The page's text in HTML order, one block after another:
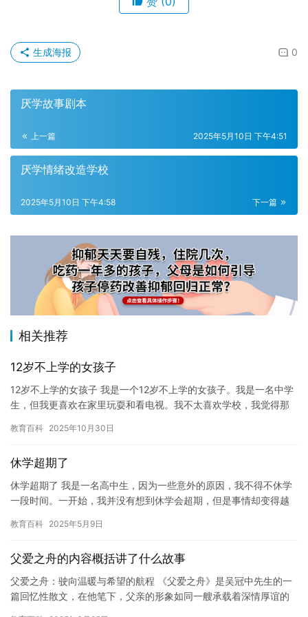
0
生成海报
厌学故事剧本
上一篇 2025年5月10日 下午4:51
厌学情绪改造学校
下一篇
2025年5月10日 下午4:58
相关推荐
12岁不上学的女孩子
12岁不上学的女孩子 我是一个12岁不上学的女孩子。我是一名中学
生，但我更喜欢在家里玩耍和看电视。我不太喜欢学校，我觉得那
教育百科 2025年10月30日
休学超期了
休学超期了 我是一名高中生，因为一些意外的原因，我不得不休学
一段时间。一开始，我并没有想到休学会超期，但是事情却变得越
和…
教育百科 2025年5月9日
父爱之舟的内容概括讲了什么故事
父爱之舟：驶向温暖与希望的航程 《父爱之舟》是吴冠中先生的一
篇回忆性散文，在他笔下，父亲的形象如同一艘承载着深情厚谊的